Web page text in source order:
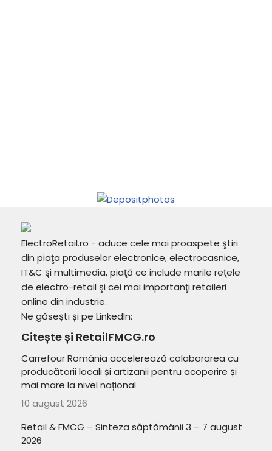
ElectroRetail.ro - aduce cele mai proaspete ştiri
din piaţa produselor electronice, electrocasnice,
IT&C şi multimedia, piaţă ce include marile reţele
de electro-retail şi cei mai importanţi retaileri
online din industrie.
Ne găsești și pe LinkedIn:
Citește și RetailFMCG.ro
Carrefour România accelerează colaborarea cu
producătorii locali și artizanii pentru acoperire și
mai mare la nivel național
10 august 2026
Retail & FMCG – Sinteza săptămânii 3 – 7 august
2026